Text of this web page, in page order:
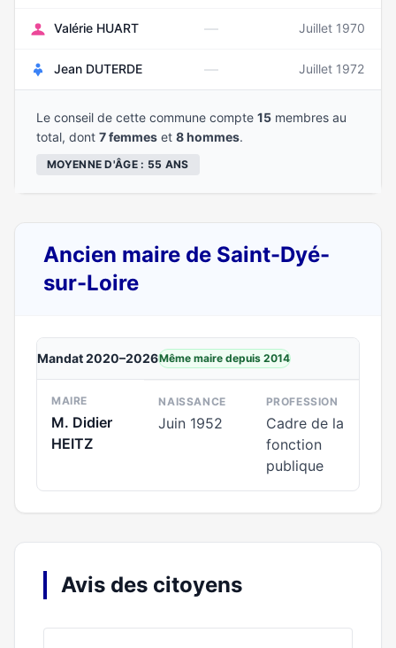
Valérie HUART — Juillet 1970
Jean DUTERDE — Juillet 1972
Le conseil de cette commune compte 15 membres au
total, dont 7 femmes et 8 hommes.
MOYENNE D'ÂGE : 55 ANS
Ancien maire de Saint-Dyé-
sur-Loire
Mandat 2020–2026Même maire depuis 2014
MAIRE
M. Didier
HEITZ
NAISSANCE
Juin 1952
PROFESSION
Cadre de la
fonction
publique
Avis des citoyens